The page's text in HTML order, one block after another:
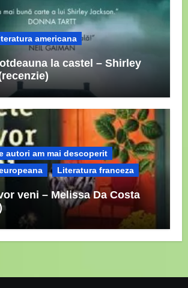
americana
la castel – Shirley
autori am mai descoperit
Literatura franceza
veni – Melissa Da Costa